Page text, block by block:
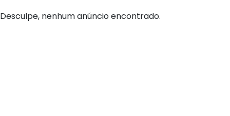
Desculpe, nenhum anúncio encontrado.